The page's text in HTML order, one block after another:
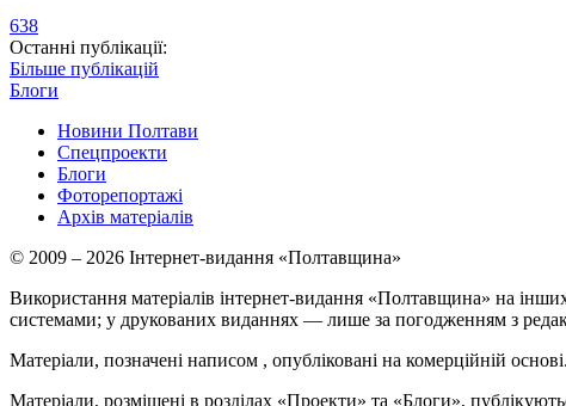
638
Останні публікації:
Більше публікацій
Блоги
Новини Полтави
Спецпроекти
Блоги
Фоторепортажі
Архів матеріалів
© 2009 – 2026 Інтернет-видання «Полтавщина»
Використання матеріалів інтернет-видання «Полтавщина» на
системами; у друкованих виданнях — лише за погодженням з
Матеріали, позначені написом , опубліковані на комерційній основі.
Матеріали, розміщені в розділах «Проекти» та «Блоги»,